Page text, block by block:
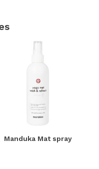
Manduka Mat spray